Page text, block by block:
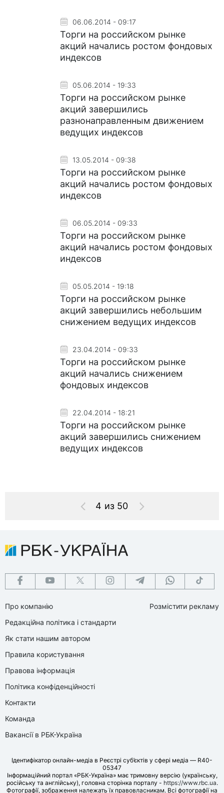
06.06.2014 - 09:17
Торги на российском рынке
акций начались ростом фондовых
индексов
05.06.2014 - 19:33
Торги на российском рынке
акций завершились
разнонаправленным движением
ведущих индексов
13.05.2014 - 09:38
Торги на российском рынке
акций начались ростом фондовых
индексов
06.05.2014 - 09:33
Торги на российском рынке
акций начались ростом фондовых
индексов
05.05.2014 - 19:18
Торги на российском рынке
акций завершились небольшим
снижением ведущих индексов
23.04.2014 - 09:33
Торги на российском рынке
акций начались снижением
фондовых индексов
22.04.2014 - 18:21
Торги на российском рынке
акций завершились снижением
ведущих индексов
4 из 50
Про компанію
Редакційна політика і стандарти
Як стати нашим автором
Правила користування
Правова інформація
Політика конфіденційності
Контакти
Команда
Вакансії в РБК-Україна
Розмістити рекламу
Ідентифікатор онлайн-медіа в Реєстрі суб’єктів у сфері медіа — R40-
05347
Інформаційний портал «РБК-Україна» має тримовну версію (українську,
російську та англійську), головна сторінка порталу - https://www.rbc.ua.
Фотографії, зображення належать їх правовласникам. Всі фотографії на